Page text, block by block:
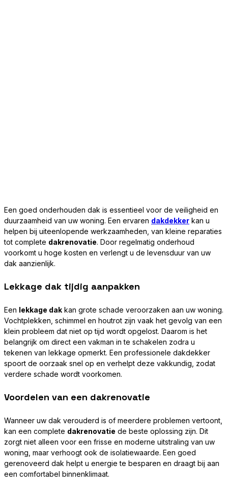
Een goed onderhouden dak is essentieel voor de veiligheid en
duurzaamheid van uw woning. Een ervaren dakdekker kan u
helpen bij uiteenlopende werkzaamheden, van kleine reparaties
tot complete dakrenovatie. Door regelmatig onderhoud
voorkomt u hoge kosten en verlengt u de levensduur van uw
dak aanzienlijk.
Lekkage dak tijdig aanpakken
Een lekkage dak kan grote schade veroorzaken aan uw woning.
Vochtplekken, schimmel en houtrot zijn vaak het gevolg van een
klein probleem dat niet op tijd wordt opgelost. Daarom is het
belangrijk om direct een vakman in te schakelen zodra u
tekenen van lekkage opmerkt. Een professionele dakdekker
spoort de oorzaak snel op en verhelpt deze vakkundig, zodat
verdere schade wordt voorkomen.
Voordelen van een dakrenovatie
Wanneer uw dak verouderd is of meerdere problemen vertoont,
kan een complete dakrenovatie de beste oplossing zijn. Dit
zorgt niet alleen voor een frisse en moderne uitstraling van uw
woning, maar verhoogt ook de isolatiewaarde. Een goed
gerenoveerd dak helpt u energie te besparen en draagt bij aan
een comfortabel binnenklimaat.